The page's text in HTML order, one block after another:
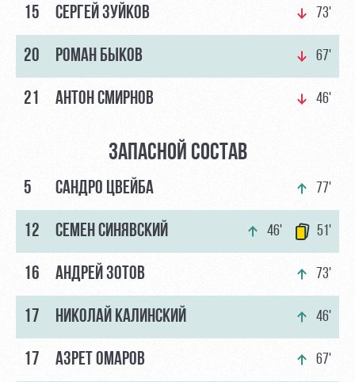
15 СЕРГЕЙ ЗУЙКОВ 73'
20 РОМАН БЫКОВ 67'
21 АНТОН СМИРНОВ 46'
ЗАПАСНОЙ СОСТАВ
5 САНДРО ЦВЕЙБА 77'
12 СЕМЕН СИНЯВСКИЙ 46' 51'
16 АНДРЕЙ ЗОТОВ 73'
17 НИКОЛАЙ КАЛИНСКИЙ 46'
17 АЗРЕТ ОМАРОВ 67'